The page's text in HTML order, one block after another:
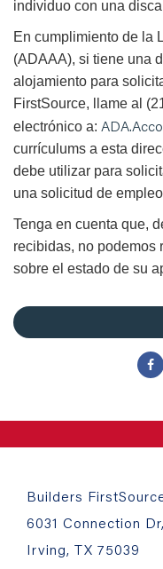
individuo con una
En cumplimiento de la
(ADAAA), si tiene una
alojamiento para
FirstSource, llame al
electrónico a:
currículums a esta
debe utilizar para
una solicitud de
Tenga en cuenta que,
recibidas, no podemos
sobre el estado de su
Builders
6031 Connection
Irving, TX 75039